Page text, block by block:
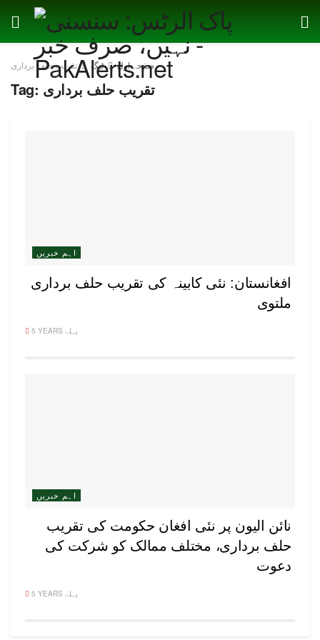
صفحہ اول ٹیگ تقریب حلف برداری
Tag: تقریب حلف برداری
اہم خبریں
افغانستان: نئی کابینہ کی تقریب حلف برداری
ملتوی
5 YEARS پہلے
اہم خبریں
نائن الیون پر نئی افغان حکومت کی تقریب
حلف برداری، مختلف ممالک کو شرکت کی
دعوت
5 YEARS پہلے